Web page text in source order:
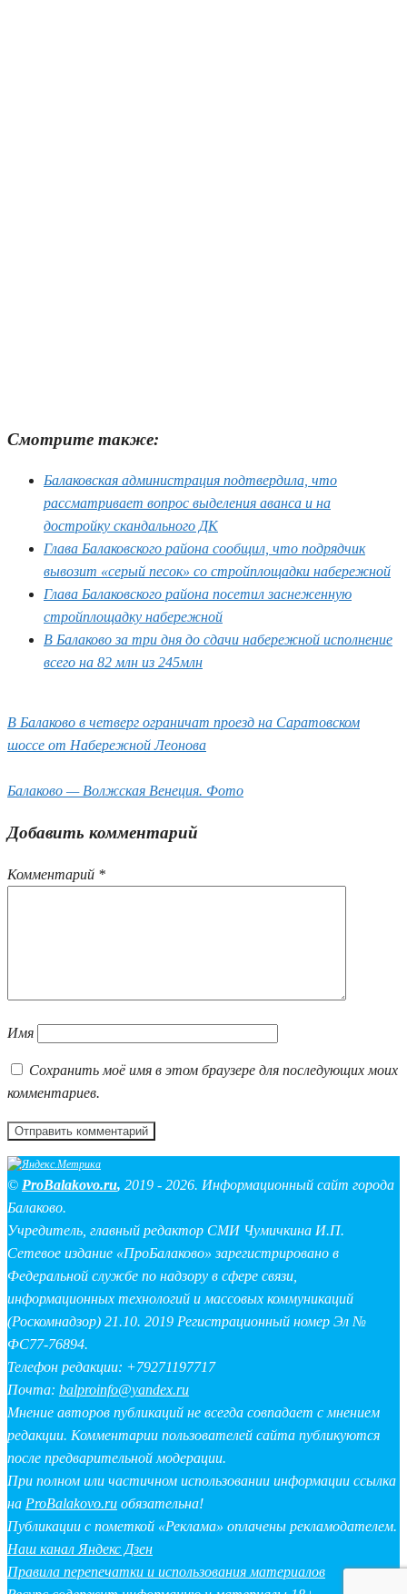
Смотрите также:
Балаковская администрация подтвердила, что
рассматривает вопрос выделения аванса и на
достройку скандального ДК
Глава Балаковского района сообщил, что подрядчик
вывозит «серый песок» со стройплощадки набережной
Глава Балаковского района посетил заснеженную
стройплощадку набережной
В Балаково за три дня до сдачи набережной исполнение
всего на 82 млн из 245млн
В Балаково в четверг ограничат проезд на Саратовском
шоссе от Набережной Леонова
Балаково — Волжская Венеция. Фото
Добавить комментарий
Комментарий *
Имя
Сохранить моё имя в этом браузере для последующих моих
комментариев.
© ProBalakovo.ru, 2019 - 2026. Информационный сайт города
Балаково.
Учредитель, главный редактор СМИ Чумичкина И.П.
Сетевое издание «ПроБалаково» зарегистрировано в
Федеральной службе по надзору в сфере связи,
информационных технологий и массовых коммуникаций
(Роскомнадзор) 21.10. 2019 Регистрационный номер Эл №
ФС77-76894.
Телефон редакции: +79271197717
Почта: balproinfo@yandex.ru
Мнение авторов публикаций не всегда совпадает с мнением
редакции. Комментарии пользователей сайта публикуются
после предварительной модерации.
При полном или частичном использовании информации ссылка
на ProBalakovo.ru обязательна!
Публикации с пометкой «Реклама» оплачены рекламодателем.
Наш канал Яндекс Дзен
Правила перепечатки и использования материалов